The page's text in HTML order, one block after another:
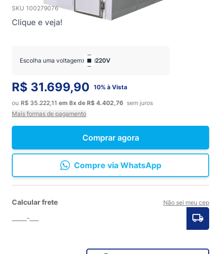
SKU 100279076
Clique e veja!
Comprar agora
Escolha uma voltagem: 220V
R$ 31.699,90 10% à Vista
ou R$ 35.222,11 em 8x de R$ 4.402,76 sem juros
Mais formas de pagamento
Compre via WhatsApp
Calcular frete Não sei meu cep